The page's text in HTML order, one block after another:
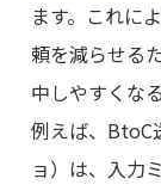
ます。これに
頼を減らせる
中しやすくな
例えば、BtoC
ョ）は、入力